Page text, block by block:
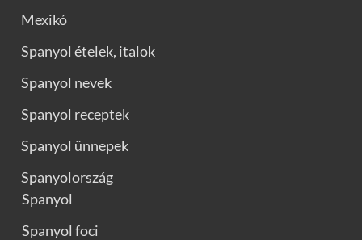
Mexikó
Spanyol ételek, italok
Spanyol nevek
Spanyol receptek
Spanyol ünnepek
Spanyolország
Spanyol
Spanyol foci